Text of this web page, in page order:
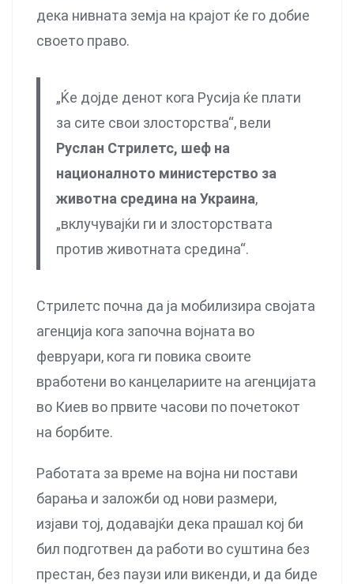
дека нивната земја на крајот ќе го добие
своето право.
„Ќе дојде денот кога Русија ќе плати
за сите свои злосторства“, вели
Руслан Стрилетс, шеф на
националното министерство за
животна средина на Украина,
„вклучувајќи ги и злосторствата
против животната средина“.
Стрилетс почна да ја мобилизира својата
агенција кога започна војната во
февруари, кога ги повика своите
вработени во канцелариите на агенцијата
во Киев во првите часови по почетокот
на борбите.
Работата за време на војна ни постави
барања и заложби од нови размери,
изјави тој, додавајќи дека прашал кој би
бил подготвен да работи во суштина без
престан, без паузи или викенди, и да биде